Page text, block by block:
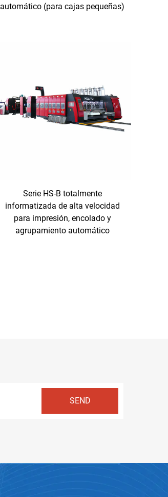
automático (para cajas pequeñas)
Serie HS-B totalmente
informatizada de alta velocidad
para impresión, encolado y
agrupamiento automático